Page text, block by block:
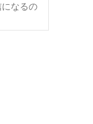
なるの